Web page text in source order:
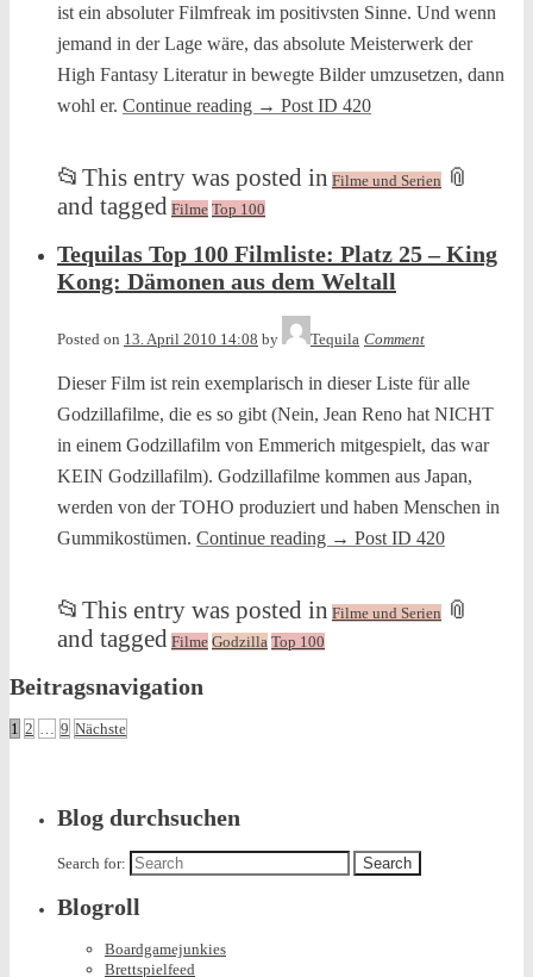
ist ein absoluter Filmfreak im positivsten Sinne. Und wenn
jemand in der Lage wäre, das absolute Meisterwerk der
High Fantasy Literatur in bewegte Bilder umzusetzen, dann
wohl er. Continue reading → Post ID 420
📂 This entry was posted in Filme und Serien 📎
and tagged Filme Top 100
Tequilas Top 100 Filmliste: Platz 25 – King
Kong: Dämonen aus dem Weltall
Posted on 13. April 2010 14:08 by Tequila Comment
Dieser Film ist rein exemplarisch in dieser Liste für alle
Godzillafilme, die es so gibt (Nein, Jean Reno hat NICHT
in einem Godzillafilm von Emmerich mitgespielt, das war
KEIN Godzillafilm). Godzillafilme kommen aus Japan,
werden von der TOHO produziert und haben Menschen in
Gummikostümen. Continue reading → Post ID 420
📂 This entry was posted in Filme und Serien 📎
and tagged Filme Godzilla Top 100
Beitragsnavigation
1 2 … 9 Nächste
Blog durchsuchen
Search for:
Blogroll
Boardgamejunkies
Brettspielfeed